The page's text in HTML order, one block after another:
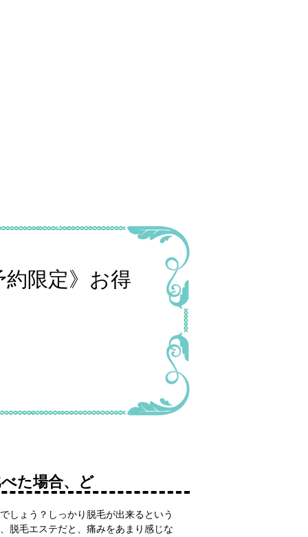
限定》お得
た場合、ど
しょう？しっかり脱毛が出来るという
脱毛エステだと、痛みをあまり感じな